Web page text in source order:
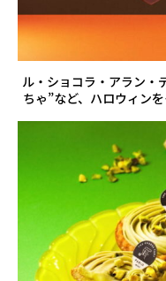
ル・ショコラ・アラン・
ちゃ”など、ハロウィン